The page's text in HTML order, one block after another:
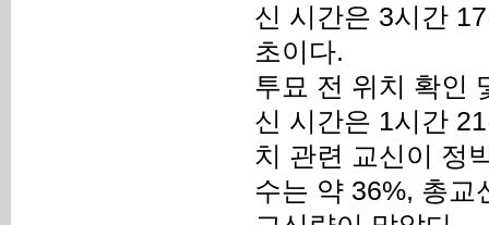
신 시간은 3시간
초이다.
투묘 전 위치 확인
신 시간은 1시간
치 관련 교신이 정
수는 약 36%, 총교